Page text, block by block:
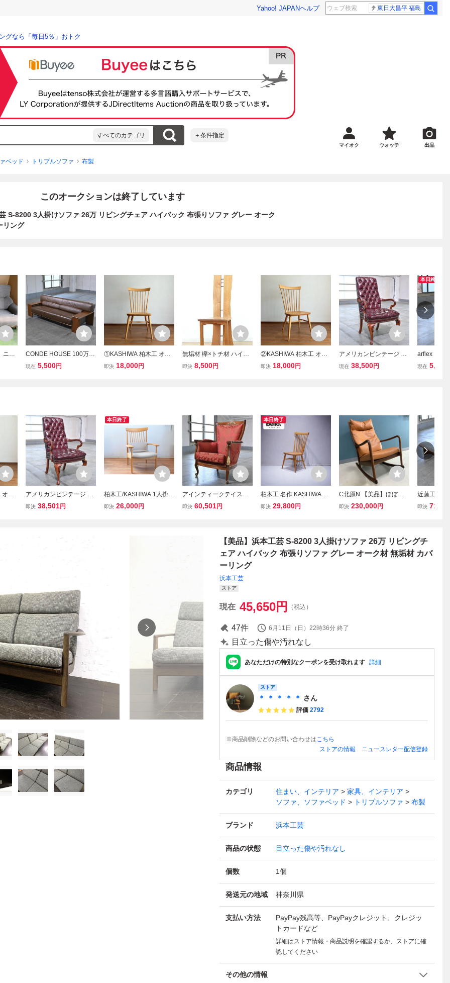
Yahoo! JAPANヘルプ 東日大昌平 福島
グなら「毎日5％」おトク
すべてのカテゴリ ＋条件指定
マイオク ウォッチ 出品
ベッド トリプルソファ 布製
このオークションは終了しています
S-8200 3人掛けソファ 26万 リビングチェア ハイバック 布張りソファ グレー オーク
リング
ニト
CONDE HOUSE 100万
「BOLS / ボルス」2.5人
現在 5,500円
①KASHIWA 柏木工 オー
ク無垢材 ウィンザーチェ
即決 18,000円
無垢材 欅×トチ材 ハイバ
ック アートチェア ダイニ
即決 8,500円
②KASHIWA 柏木工 オー
ク無垢材 ウィンザーチェ
即決 18,000円
アメリカンビンテージ ハ
イバックチェア バーチ無
現在 38,500円
本日終了
arflex「ス
ク」ダイニ
現在 5,500
ー
アメリカンビンテージ ハ
イバックチェア バーチ無
ン留め 鋲打ち
即決 38,501円
本日終了
柏木工/KASHIWA 1人掛け
ソファ ウィンザースタイ
即決 26,000円
アインティークテイスト
アームチェア ウォールナ
即決 60,501円
本日終了
柏木工 名作 KASHIWA ウ
ィンザーチェア ダイニン
産業 マルニ
即決 29,800円
C北原N 【美品】ほぼ未
使用 MasterWal マスター
材 定価35万
即決 230,000円
近藤工芸「
A」トリプ
ナテック
即決
【美品】浜本工芸 S-8200 3人掛けソファ 26万 リビングチ
ェア ハイバック 布張りソファ グレー オーク材 無垢材 カバ
ーリング
浜本工芸
ストア
現在 45,650円 （税込）
47件 6月11日（日）22時36分 終了
目立った傷や汚れなし
あなただけの特別なクーポンを受け取れます 詳細
ストア
＊ ＊ ＊ ＊ ＊ さん
評価 2792
※商品削除などのお問い合わせはこちら
ストアの情報
ニュースレター配信登録
商品情報
カテゴリ 住まい、インテリア
家具、インテリア
ソファ、ソファベッド
トリプルソファ 布製
ブランド 浜本工芸
商品の状態 目立った傷や汚れなし
個数 1個
発送元の地域 神奈川県
支払い方法
PayPay残高等、PayPayクレジット、クレジッ
トカードなど
詳細はストア情報・商品説明を確認するか、ストアに確
認してください
その他の情報